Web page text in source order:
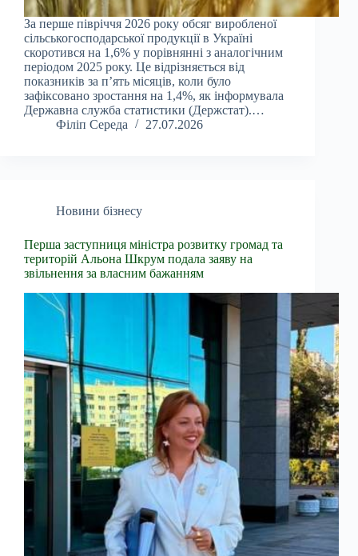
За перше півріччя 2026 року обсяг виробленої
сільськогосподарської продукції в Україні
скоротився на 1,6% у порівнянні з аналогічним
періодом 2025 року. Це відрізняється від
показників за п’ять місяців, коли було
зафіксовано зростання на 1,4%, як інформувала
Державна служба статистики (Держстат).…
Філіп Середа
27.07.2026
Новини бізнесу
Перша заступниця міністра розвитку громад та
територій Альона Шкрум подала заяву на
звільнення за власним бажанням